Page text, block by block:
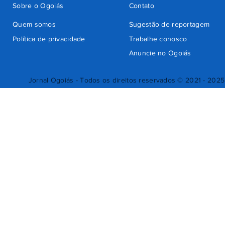
Jornal Ogoiás - Todos os direitos reservados © 2021 - 2025
Quem somos
Sugestão de reportagem
Trabalhe conosco
Política de privacidade
Anuncie no Ogoiás
Contato
Sobre o Ogoiás